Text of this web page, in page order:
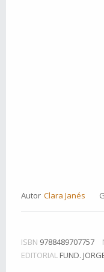
Autor Clara Janés
ISBN 9788489707757
EDITORIAL FUND.